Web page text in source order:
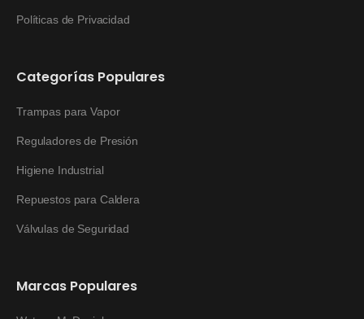
Políticas de Privacidad
Categorías Populares
Trampas para Vapor
Reguladores de Presión
Higiene Industrial
Repuestos para Caldera
Válvulas de Seguridad
Marcas Populares